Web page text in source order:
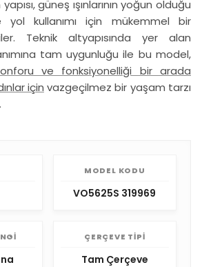
güneş ışınlarının yoğun olduğu
kullanımı için mükemmel bir
Teknik altyapısında yer alan
tam uygunluğu ile bu model,
ve fonksiyonelliği bir arada
için vazgeçilmez bir yaşam tarzı
MODEL KODU
VO5625S 319969
ÇERÇEVE TIPI
Tam Çerçeve